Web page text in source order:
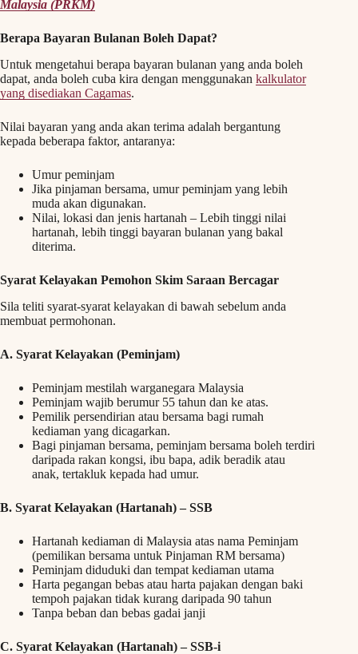
Malaysia (PRKM)
Berapa Bayaran Bulanan Boleh Dapat?
Untuk mengetahui berapa bayaran bulanan yang anda boleh
dapat, anda boleh cuba kira dengan menggunakan kalkulator
yang disediakan Cagamas.
Nilai bayaran yang anda akan terima adalah bergantung
kepada beberapa faktor, antaranya:
Umur peminjam
Jika pinjaman bersama, umur peminjam yang lebih
muda akan digunakan.
Nilai, lokasi dan jenis hartanah – Lebih tinggi nilai
hartanah, lebih tinggi bayaran bulanan yang bakal
diterima.
Syarat Kelayakan Pemohon Skim Saraan Bercagar
Sila teliti syarat-syarat kelayakan di bawah sebelum anda
membuat permohonan.
A. Syarat Kelayakan (Peminjam)
Peminjam mestilah warganegara Malaysia
Peminjam wajib berumur 55 tahun dan ke atas.
Pemilik persendirian atau bersama bagi rumah
kediaman yang dicagarkan.
Bagi pinjaman bersama, peminjam bersama boleh terdiri
daripada rakan kongsi, ibu bapa, adik beradik atau
anak, tertakluk kepada had umur.
B. Syarat Kelayakan (Hartanah) – SSB
Hartanah kediaman di Malaysia atas nama Peminjam
(pemilikan bersama untuk Pinjaman RM bersama)
Peminjam diduduki dan tempat kediaman utama
Harta pegangan bebas atau harta pajakan dengan baki
tempoh pajakan tidak kurang daripada 90 tahun
Tanpa beban dan bebas gadai janji
C. Syarat Kelayakan (Hartanah) – SSB-i